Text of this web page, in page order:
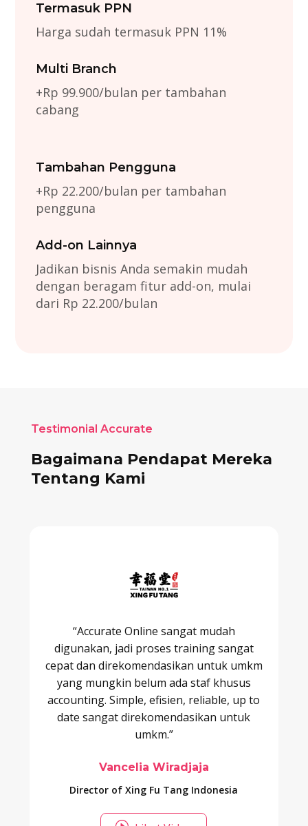
Termasuk PPN
Harga sudah termasuk PPN 11%
Multi Branch
+Rp 99.900/bulan per tambahan
cabang
Tambahan Pengguna
+Rp 22.200/bulan per tambahan
pengguna
Add-on Lainnya
Jadikan bisnis Anda semakin mudah
dengan beragam fitur add-on, mulai
dari Rp 22.200/bulan
Testimonial Accurate
Bagaimana Pendapat Mereka
Tentang Kami
“Accurate Online sangat mudah
digunakan, jadi proses training sangat
cepat dan direkomendasikan untuk umkm
yang mungkin belum ada staf khusus
accounting. Simple, efisien, reliable, up to
date sangat direkomendasikan untuk
umkm.”
Vancelia Wiradjaja
Director of Xing Fu Tang Indonesia